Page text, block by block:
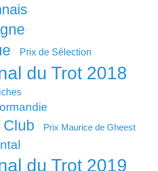
Prix de Sélection
du Trot 2018
Club Prix Maurice de Gheest
du Trot 2019